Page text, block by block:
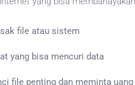
file atau sistem
yang bisa mencuri data
file penting dan meminta